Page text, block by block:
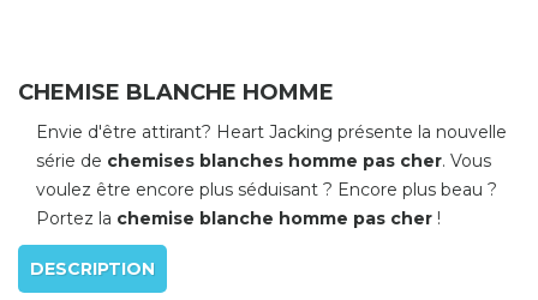
CHEMISE BLANCHE HOMME
Envie d'être attirant? Heart Jacking présente la nouvelle
série de chemises blanches homme pas cher. Vous
voulez être encore plus séduisant ? Encore plus beau ?
Portez la chemise blanche homme pas cher !
DESCRIPTION